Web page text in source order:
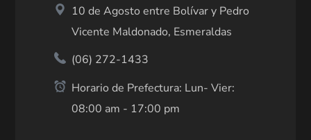
10 de Agosto entre Bolívar y Pedro
Vicente Maldonado, Esmeraldas
(06) 272-1433
Horario de Prefectura: Lun- Vier:
08:00 am - 17:00 pm